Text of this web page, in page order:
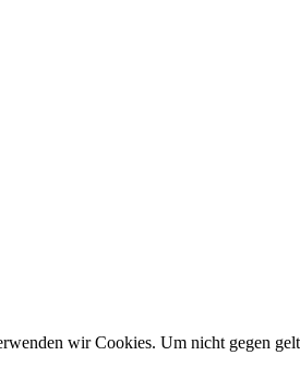
wir Cookies. Um nicht gegen